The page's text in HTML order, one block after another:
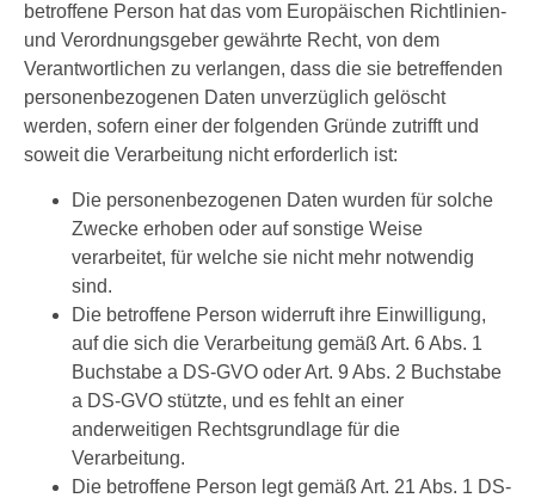
betroffene Person hat das vom Europäischen Richtlinien-
und Verordnungsgeber gewährte Recht, von dem
Verantwortlichen zu verlangen, dass die sie betreffenden
personenbezogenen Daten unverzüglich gelöscht
werden, sofern einer der folgenden Gründe zutrifft und
soweit die Verarbeitung nicht erforderlich ist:
Die personenbezogenen Daten wurden für solche
Zwecke erhoben oder auf sonstige Weise
verarbeitet, für welche sie nicht mehr notwendig
sind.
Die betroffene Person widerruft ihre Einwilligung,
auf die sich die Verarbeitung gemäß Art. 6 Abs. 1
Buchstabe a DS-GVO oder Art. 9 Abs. 2 Buchstabe
a DS-GVO stützte, und es fehlt an einer
anderweitigen Rechtsgrundlage für die
Verarbeitung.
Die betroffene Person legt gemäß Art. 21 Abs. 1 DS-